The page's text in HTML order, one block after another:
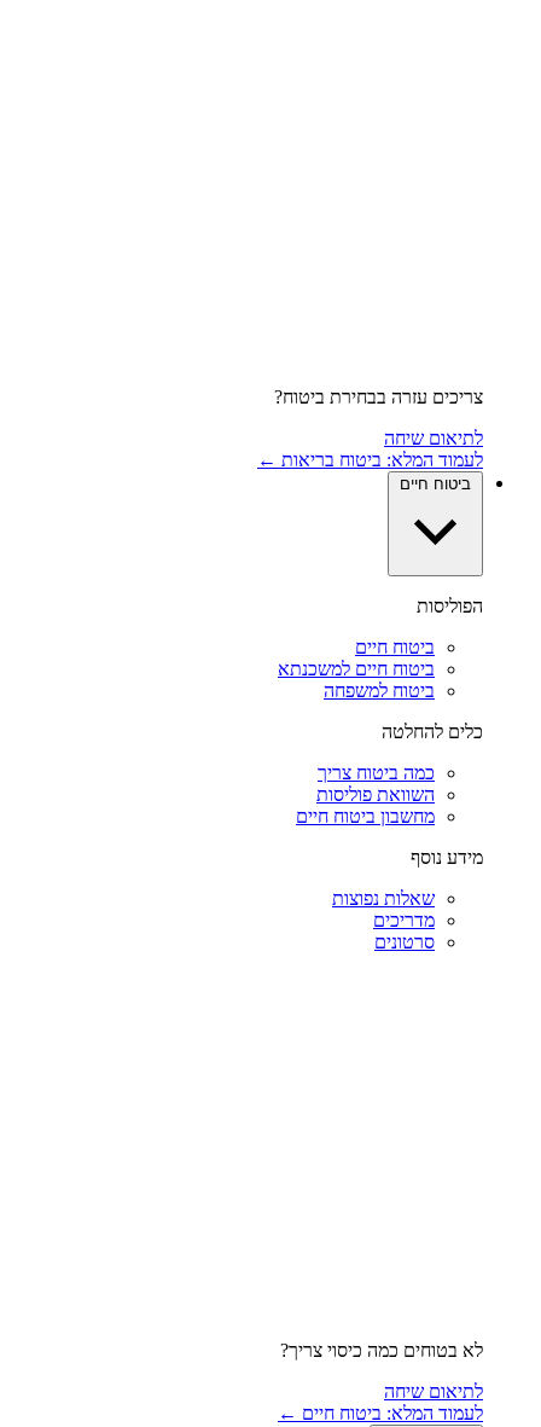
צריכים עזרה בבחירת ביטוח?
לתיאום שיחה
לעמוד המלא: ביטוח בריאות ←
ביטוח חיים
הפוליסות
ביטוח חיים
ביטוח חיים למשכנתא
ביטוח למשפחה
כלים להחלטה
כמה ביטוח צריך
השוואת פוליסות
מחשבון ביטוח חיים
מידע נוסף
שאלות נפוצות
מדריכים
סרטונים
לא בטוחים כמה כיסוי צריך?
לתיאום שיחה
לעמוד המלא: ביטוח חיים ←